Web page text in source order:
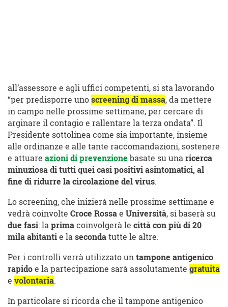
all’assessore e agli uffici competenti, si sta lavorando
“per predisporre uno screening di massa, da mettere
in campo nelle prossime settimane, per cercare di
arginare il contagio e rallentare la terza ondata”. Il
Presidente sottolinea come sia importante, insieme
alle ordinanze e alle tante raccomandazioni, sostenere
e attuare azioni di prevenzione basate su una ricerca
minuziosa di tutti quei casi positivi asintomatici, al
fine di ridurre la circolazione del virus.
Lo screening, che inizierà nelle prossime settimane e
vedrà coinvolte Croce Rossa e Università, si baserà su
due fasi: la prima coinvolgerà le città con più di 20
mila abitanti e la seconda tutte le altre.
Per i controlli verrà utilizzato un tampone antigenico
rapido e la partecipazione sarà assolutamente gratuita
e volontaria.
In particolare si ricorda che il tampone antigenico